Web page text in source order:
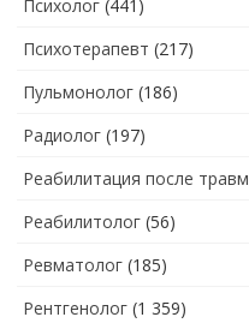
Психолог (441)
Психотерапевт (217)
Пульмонолог (186)
Радиолог (197)
Реабилитация после травм
Реабилитолог (56)
Ревматолог (185)
Рентгенолог (1 359)